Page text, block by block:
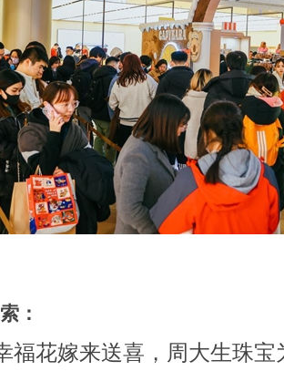
：
福花嫁来送喜，周大生珠